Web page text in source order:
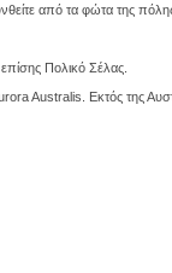
από τα φώτα της
Πολικό Σέλας.
Australis. Εκτός της